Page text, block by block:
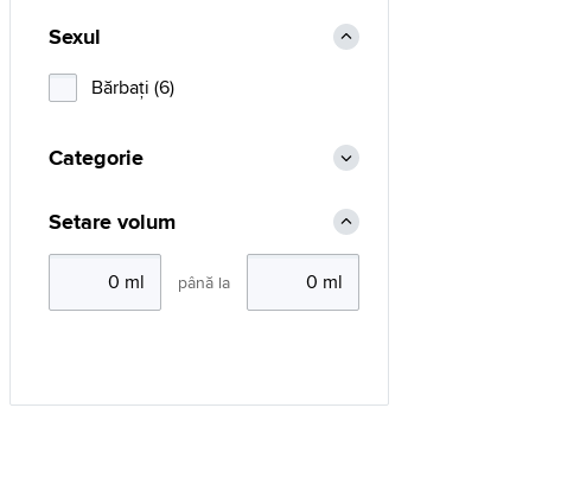
Sexul
Bărbaţi (6)
Categorie
Setare volum
până la